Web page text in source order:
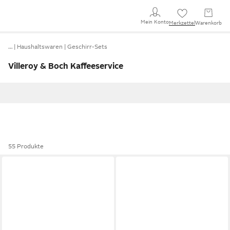
Mein KontoMerkzettel Warenkorb
… Haushaltswaren Geschirr-Sets
Villeroy & Boch Kaffeeservice
55 Produkte